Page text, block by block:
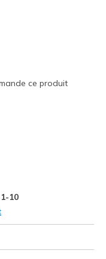
ce produit
1-10